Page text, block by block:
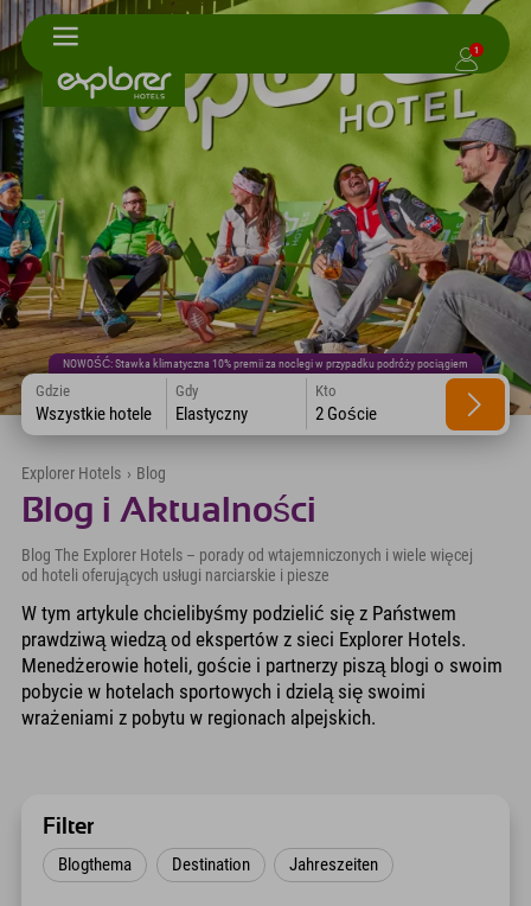
1
NOWOŚĆ: Stawka klimatyczna 10% premii za noclegi w przypadku podróży pociągiem
Gdzie
Wszystkie hotele
Gdy
Elastyczny
Kto
2 Goście
Explorer Hotels › Blog
Blog i Aktualności
Blog The Explorer Hotels – porady od wtajemniczonych i wiele więcej
od hoteli oferujących usługi narciarskie i piesze
W tym artykule chcielibyśmy podzielić się z Państwem
prawdziwą wiedzą od ekspertów z sieci Explorer Hotels.
Menedżerowie hoteli, goście i partnerzy piszą blogi o swoim
pobycie w hotelach sportowych i dzielą się swoimi
wrażeniami z pobytu w regionach alpejskich.
Filter
Blogthema Destination Jahreszeiten